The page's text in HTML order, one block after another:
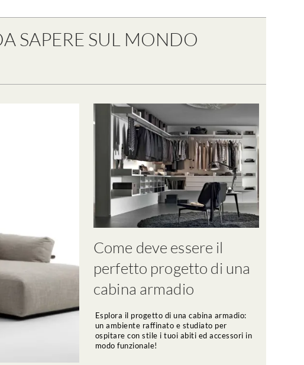
SAPERE SUL MONDO
Come deve essere il
perfetto progetto di una
cabina armadio
Esplora il progetto di una cabina armadio:
un ambiente raffinato e studiato per
ospitare con stile i tuoi abiti ed accessori in
modo funzionale!